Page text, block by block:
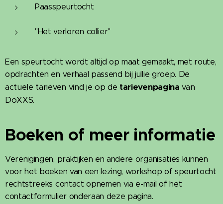
Paasspeurtocht
"Het verloren collier"
Een speurtocht wordt altijd op maat gemaakt, met route,
opdrachten en verhaal passend bij jullie groep. De
actuele tarieven vind je op de tarievenpagina van
DoXXS.
Boeken of meer informatie
Verenigingen, praktijken en andere organisaties kunnen
voor het boeken van een lezing, workshop of speurtocht
rechtstreeks contact opnemen via e-mail of het
contactformulier onderaan deze pagina.